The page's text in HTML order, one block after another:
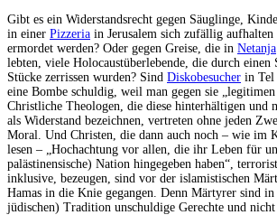
Gibt es ein Widerstandsrecht gegen Säuglinge,
in einer Pizzeria in Jerusalem sich zufällig aufhalten
ermordet werden? Oder gegen Greise, die in Netanja
lebten, viele Holocaustüberlebende, die durch einen
Stücke zerrissen wurden? Sind Diskobesucher in Tel
eine Bombe schuldig, weil man gegen sie
Christliche Theologen, die diese hinterhältigen und
als Widerstand bezeichnen, vertreten ohne jeden
Moral. Und Christen, die dann auch noch – wie im
lesen – „Hochachtung vor allen, die ihr Leben für
palästinensische) Nation hingegeben haben“,
inklusive, bezeugen, sind vor der islamistischen
Hamas in die Knie gegangen. Denn Märtyrer sind
jüdischen) Tradition unschuldige Gerechte und nicht